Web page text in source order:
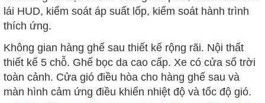
lái HUD, kiểm soát áp suất lốp, kiểm soát hành trình
thích ứng.
Không gian hàng ghế sau thiết kế rộng rãi. Nội thất
thiết kế 5 chỗ. Ghế bọc da cao cấp. Xe có cửa sổ trời
toàn cảnh. Cửa gió điều hòa cho hàng ghế sau và
màn hình cảm ứng điều khiển nhiệt độ và tốc độ gió.